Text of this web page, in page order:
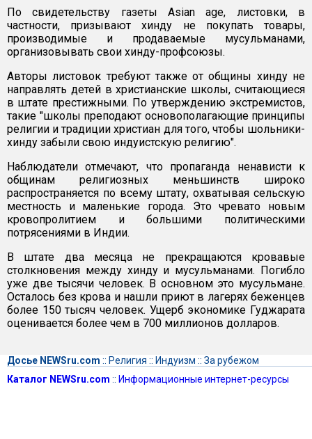
По свидетельству газеты Asian age, листовки, в
частности, призывают хинду не покупать товары,
производимые и продаваемые мусульманами,
организовывать свои хинду-профсоюзы.
Авторы листовок требуют также от общины хинду не
направлять детей в христианские школы, считающиеся
в штате престижными. По утверждению экстремистов,
такие "школы преподают основополагающие принципы
религии и традиции христиан для того, чтобы шольники-
хинду забыли свою индуистскую религию".
Наблюдатели отмечают, что пропаганда ненависти к
общинам религиозных меньшинств широко
распространяется по всему штату, охватывая сельскую
местность и маленькие города. Это чревато новым
кровопролитием и большими политическими
потрясениями в Индии.
В штате два месяца не прекращаются кровавые
столкновения между хинду и мусульманами. Погибло
уже две тысячи человек. В основном это мусульмане.
Осталось без крова и нашли приют в лагерях беженцев
более 150 тысяч человек. Ущерб экономике Гуджарата
оценивается более чем в 700 миллионов долларов.
Досье NEWSru.com :: Религия :: Индуизм :: За рубежом
Каталог NEWSru.com :: Информационные интернет-ресурсы